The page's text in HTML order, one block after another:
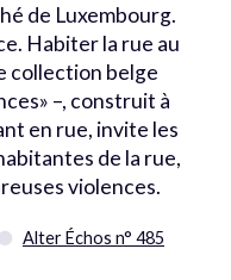
de Luxembourg.
Habiter la rue au
collection belge
–, construit à
en rue, invite les
de la rue,
violences.
Alter Échos n° 485